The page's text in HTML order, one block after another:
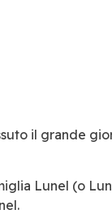
il grande
Lunel (o